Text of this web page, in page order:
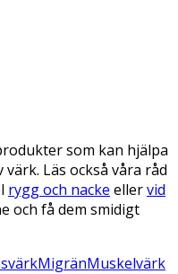
som kan hjälpa
Läs också våra råd
rygg och nacke ellervid
och få dem smidigt
MigränMuskelvärk